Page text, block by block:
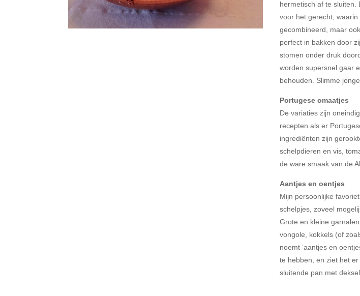
hermetisch af te sluiten.
voor het gerecht,
gecombineerd, maar
perfect in bakken door
stomen onder druk
worden supersnel gaar
behouden. Slimme
Portugese omaatjes
De variaties zijn
recepten als er
ingrediënten zijn
schelpdieren en vis,
de ware smaak van de
Aantjes en oentjes
Mijn persoonlijke
schelpjes, zoveel
Grote en kleine
vongole, kokkels (of
noemt ‘aantjes en
te hebben, en ziet het
sluitende pan met